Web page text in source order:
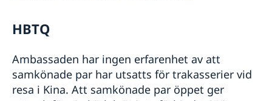
HBTQ
Ambassaden har ingen erfarenhet av att
samkönade par har utsatts för trakasserier vid
resa i Kina. Att samkönade par öppet ger